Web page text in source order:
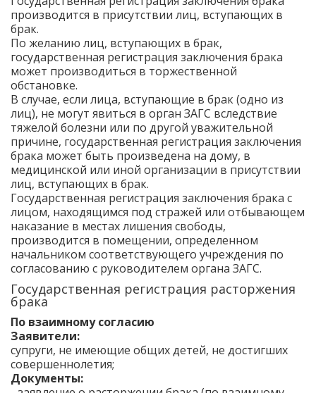
производится в присутствии лиц, вступающих в
брак.
По желанию лиц, вступающих в брак,
государственная регистрация заключения брака
может производиться в торжественной
обстановке.
В случае, если лица, вступающие в брак (одно из
лиц), не могут явиться в орган ЗАГС вследствие
тяжелой болезни или по другой уважительной
причине, государственная регистрация заключения
брака может быть произведена на дому, в
медицинской или иной организации в присутствии
лиц, вступающих в брак.
Государственная регистрация заключения брака с
лицом, находящимся под стражей или отбывающем
наказание в местах лишения свободы,
производится в помещении, определенном
начальником соответствующего учреждения по
согласованию с руководителем органа ЗАГС.
Государственная регистрация расторжения
брака
По взаимному согласию
Заявители:
супруги, не имеющие общих детей, не достигших
совершеннолетия;
Документы: